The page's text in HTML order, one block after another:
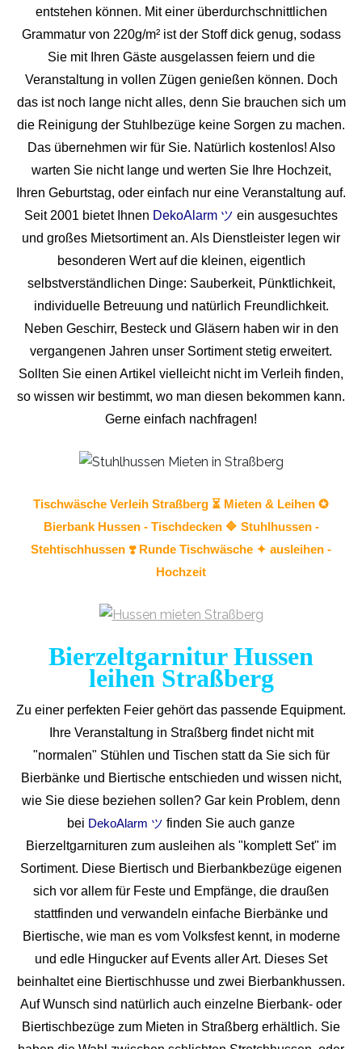
entstehen können. Mit einer überdurchschnittlichen
Grammatur von 220g/m² ist der Stoff dick genug, sodass
Sie mit Ihren Gäste ausgelassen feiern und die
Veranstaltung in vollen Zügen genießen können. Doch
das ist noch lange nicht alles, denn Sie brauchen sich um
die Reinigung der Stuhlbezüge keine Sorgen zu machen.
Das übernehmen wir für Sie. Natürlich kostenlos! Also
warten Sie nicht lange und werten Sie Ihre Hochzeit,
Ihren Geburtstag, oder einfach nur eine Veranstaltung auf.
Seit 2001 bietet Ihnen DekoAlarm ツ ein ausgesuchtes
und großes Mietsortiment an. Als Dienstleister legen wir
besonderen Wert auf die kleinen, eigentlich
selbstverständlichen Dinge: Sauberkeit, Pünktlichkeit,
individuelle Betreuung und natürlich Freundlichkeit.
Neben Geschirr, Besteck und Gläsern haben wir in den
vergangenen Jahren unser Sortiment stetig erweitert.
Sollten Sie einen Artikel vielleicht nicht im Verleih finden,
so wissen wir bestimmt, wo man diesen bekommen kann.
Gerne einfach nachfragen!
Tischwäsche Verleih Straßberg ⏳ Mieten & Leihen ✪
Bierbank Hussen - Tischdecken 🔷 Stuhlhussen -
Stehtischhussen ❣️ Runde Tischwäsche ✦ ausleihen -
Hochzeit
Bierzeltgarnitur Hussen
leihen Straßberg
Zu einer perfekten Feier gehört das passende Equipment.
Ihre Veranstaltung in Straßberg findet nicht mit
"normalen" Stühlen und Tischen statt da Sie sich für
Bierbänke und Biertische entschieden und wissen nicht,
wie Sie diese beziehen sollen? Gar kein Problem, denn
bei DekoAlarm ツ finden Sie auch ganze
Bierzeltgarnituren zum ausleihen als "komplett Set" im
Sortiment. Diese Biertisch und Bierbankbezüge eigenen
sich vor allem für Feste und Empfänge, die draußen
stattfinden und verwandeln einfache Bierbänke und
Biertische, wie man es vom Volksfest kennt, in moderne
und edle Hingucker auf Events aller Art. Dieses Set
beinhaltet eine Biertischhusse und zwei Bierbankhussen.
Auf Wunsch sind natürlich auch einzelne Bierbank- oder
Biertischbezüge zum Mieten in Straßberg erhältlich. Sie